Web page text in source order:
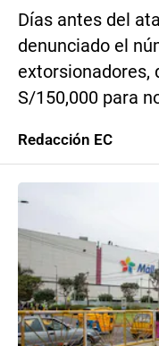
Días antes del
denunciado el
extorsionadores,
S/150,000 para
Redacción EC